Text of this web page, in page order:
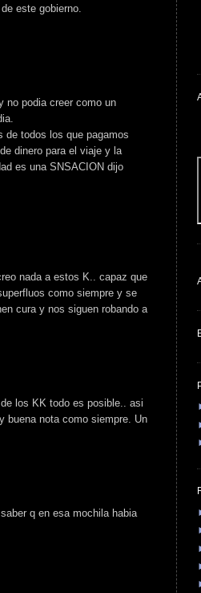
este gobierno.
no podia creer como un
de todos los que pagamos
dinero para el viaje y la
es una SNSACION dijo
nada a estos K.. capaz que
como siempre y se
cura y nos siguen robando a
los KK todo es posible.. asi
buena nota como siempre. Un
q en esa mochila habia